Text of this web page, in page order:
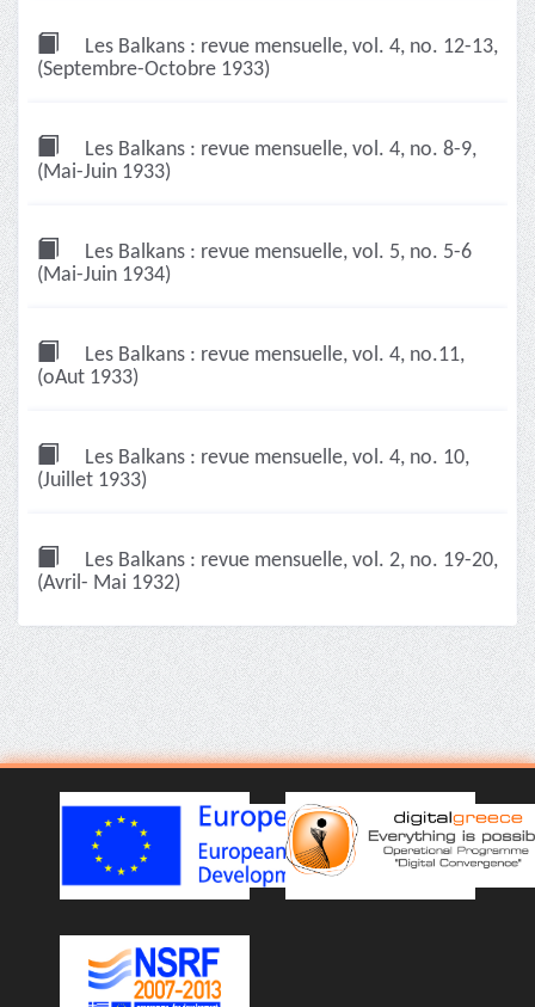
Les Balkans : revue mensuelle, vol. 4, no. 12-13,
(Septembre-Octobre 1933)
Les Balkans : revue mensuelle, vol. 4, no. 8-9,
(Mai-Juin 1933)
Les Balkans : revue mensuelle, vol. 5, no. 5-6
(Mai-Juin 1934)
Les Balkans : revue mensuelle, vol. 4, no.11,
(oAut 1933)
Les Balkans : revue mensuelle, vol. 4, no. 10,
(Juillet 1933)
Les Balkans : revue mensuelle, vol. 2, no. 19-20,
(Avril- Mai 1932)